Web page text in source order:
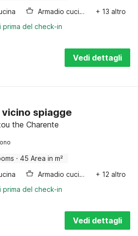
Armadio cucina
+ 13 altro
prima del check-in
Vedi dettagli
spiagge
the Charente
· 45 Area in m²
Armadio cucina
+ 12 altro
prima del check-in
Vedi dettagli